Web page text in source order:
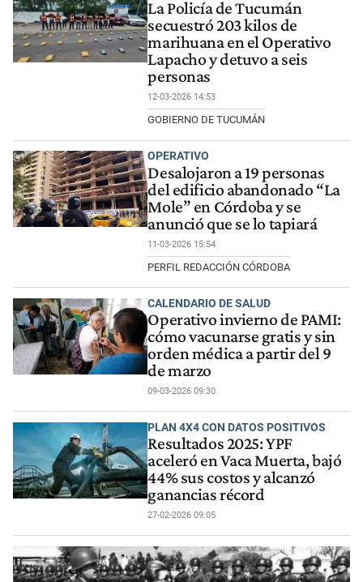
La Policía de Tucumán
secuestró 203 kilos de
marihuana en el Operativo
Lapacho y detuvo a seis
personas
12-03-2026 14:53
GOBIERNO DE TUCUMÁN
OPERATIVO
Desalojaron a 19 personas
del edificio abandonado “La
Mole” en Córdoba y se
anunció que se lo tapiará
11-03-2026 15:54
PERFIL REDACCIÓN CÓRDOBA
CALENDARIO DE SALUD
Operativo invierno de PAMI:
cómo vacunarse gratis y sin
orden médica a partir del 9
de marzo
09-03-2026 09:30
PLAN 4X4 CON DATOS POSITIVOS
Resultados 2025: YPF
aceleró en Vaca Muerta, bajó
44% sus costos y alcanzó
ganancias récord
27-02-2026 09:05